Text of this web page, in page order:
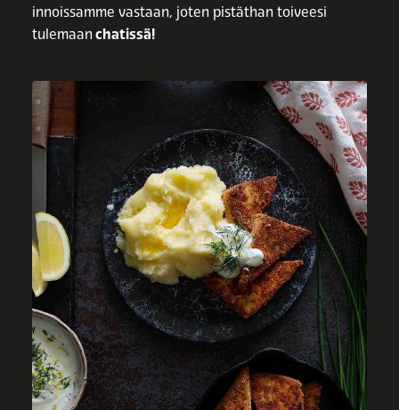
innoissamme vastaan, joten pistäthan toiveesi
tulemaanchatissä!